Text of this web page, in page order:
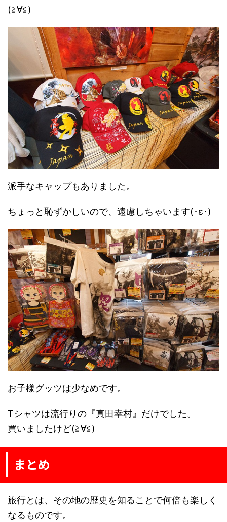
(≧∀≦)
派手なキャップもありました。
ちょっと恥ずかしいので、遠慮しちゃいます(･ε･)
お子様グッツは少なめです。
Tシャツは流行りの『真田幸村』だけでした。
買いましたけど(≧∀≦)
まとめ
旅行とは、その地の歴史を知ることで何倍も楽しく
なるものです。